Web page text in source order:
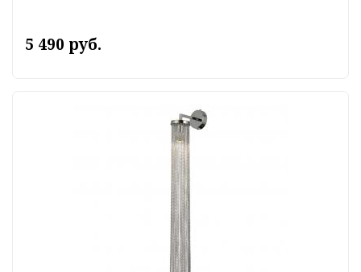
5 490 руб.